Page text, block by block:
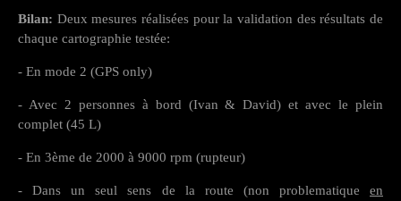
Bilan: Deux mesures réalisées pour la validation des résultats de
chaque cartographie testée:
- En mode 2 (GPS only)
- Avec 2 personnes à bord (Ivan & David) et avec le plein
complet (45 L)
- En 3ème de 2000 à 9000 rpm (rupteur)
- Dans un seul sens de la route (non problematique en